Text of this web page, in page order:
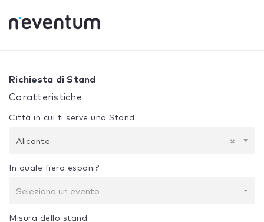
La tua selezione:
Richiesta di Stand
Caratteristiche
Città in cui ti serve uno Stand
×
Alicante
In quale fiera esponi?
Seleziona un evento
Misura dello stand